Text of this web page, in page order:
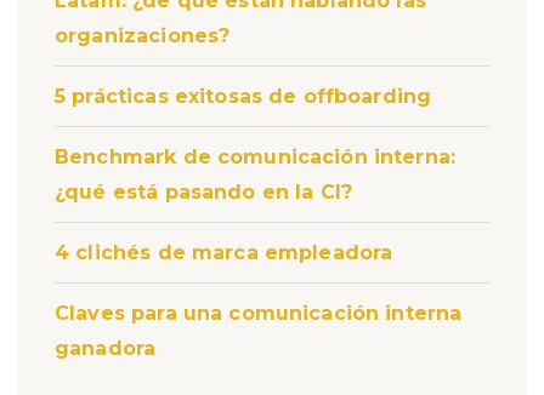
organizaciones?
5 prácticas exitosas de offboarding
Benchmark de comunicación interna:
¿qué está pasando en la CI?
4 clichés de marca empleadora
Claves para una comunicación interna
ganadora